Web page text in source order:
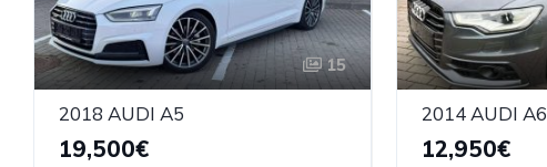
15
2018 AUDI A5
19,500€
2014 AUDI A6
12,950€